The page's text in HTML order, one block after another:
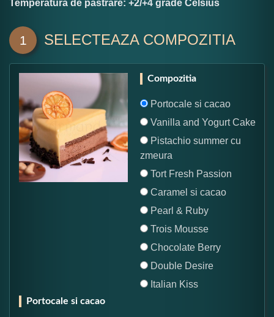
Temperatura de pastrare: +2/+4 grade Celsius
1 SELECTEAZA COMPOZITIA
Compozitia
Portocale si cacao
Vanilla and Yogurt Cake
Pistachio summer cu
zmeura
Tort Fresh Passion
Caramel si cacao
Pearl & Ruby
Trois Mousse
Chocolate Berry
Double Desire
Italian Kiss
Portocale si cacao